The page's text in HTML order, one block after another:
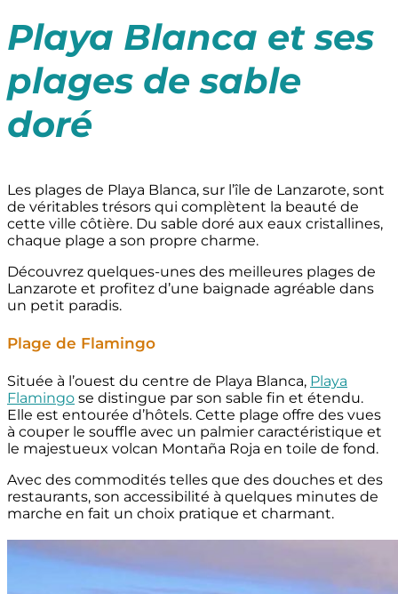
Playa Blanca et ses
plages de sable
doré
Les plages de Playa Blanca, sur l’île de Lanzarote, sont
de véritables trésors qui complètent la beauté de
cette ville côtière. Du sable doré aux eaux cristallines,
chaque plage a son propre charme.
Découvrez quelques-unes des meilleures plages de
Lanzarote et profitez d’une baignade agréable dans
un petit paradis.
Plage de Flamingo
Située à l’ouest du centre de Playa Blanca, Playa
Flamingo se distingue par son sable fin et étendu.
Elle est entourée d’hôtels. Cette plage offre des vues
à couper le souffle avec un palmier caractéristique et
le majestueux volcan Montaña Roja en toile de fond.
Avec des commodités telles que des douches et des
restaurants, son accessibilité à quelques minutes de
marche en fait un choix pratique et charmant.